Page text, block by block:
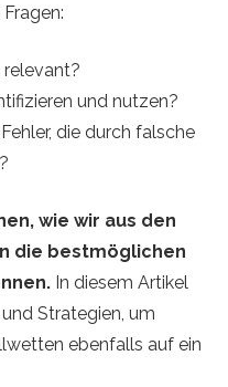
und nutzen?
die durch falsche
wie wir aus den
die bestmöglichen
In diesem Artikel
Strategien, um
ebenfalls auf ein